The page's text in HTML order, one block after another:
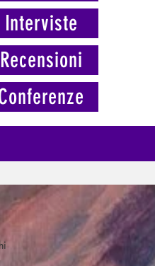
Interviste
Recensioni